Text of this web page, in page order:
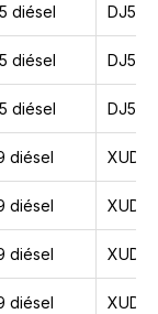
diésel DJ5T
diésel
diésel
diésel
diésel XUD9
diésel XUD9
diésel